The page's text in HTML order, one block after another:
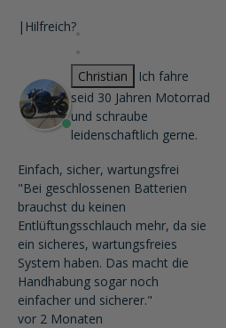
| Hilfreich?
Christian
Ich fahre
seid 30 Jahren Motorrad
und schraube
leidenschaftlich gerne.
Einfach, sicher, wartungsfrei
"Bei geschlossenen Batterien
brauchst du keinen
Entlüftungsschlauch mehr, da sie
ein sicheres, wartungsfreies
System haben. Das macht die
Handhabung sogar noch
einfacher und sicherer."
vor 2 Monaten